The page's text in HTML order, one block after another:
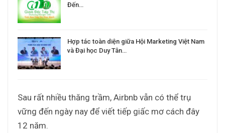
Đến…
Hợp tác toàn diện giữa Hội Marketing Việt Nam
và Đại học Duy Tân…
Sau rất nhiều thăng trầm, Airbnb vẫn có thể trụ
vững đến ngày nay để viết tiếp giấc mơ cách đây
12 năm.